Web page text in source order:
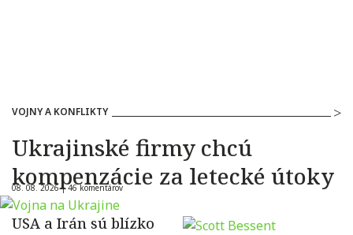
VOJNY A KONFLIKTY
Ukrajinské firmy chcú
kompenzácie za letecké útoky
08. 08. 2026 |46 komentárov
USA a Irán sú blízko